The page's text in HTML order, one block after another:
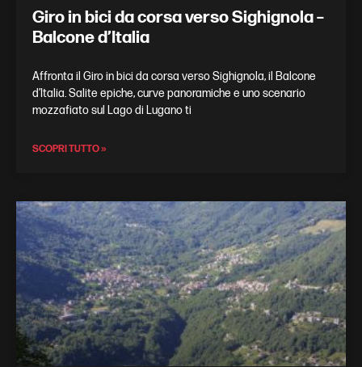
Giro in bici da corsa verso Sighignola –
Balcone d’Italia
Affronta il Giro in bici da corsa verso Sighignola, il Balcone
d’Italia. Salite epiche, curve panoramiche e uno scenario
mozzafiato sul Lago di Lugano ti
SCOPRI TUTTO »